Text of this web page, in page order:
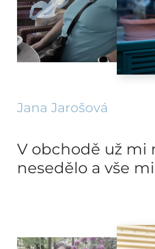
Jana Jarošová
V obchodě už mi
nesedělo a vše